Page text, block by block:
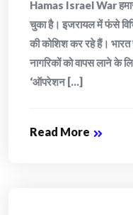
Hamas Israel War
चुका है। इजरायल में फंसे
की कोशिश कर रहे हैं।
नागरिकों को वापस लाने के
‘ऑपरेशन [...]
Read More